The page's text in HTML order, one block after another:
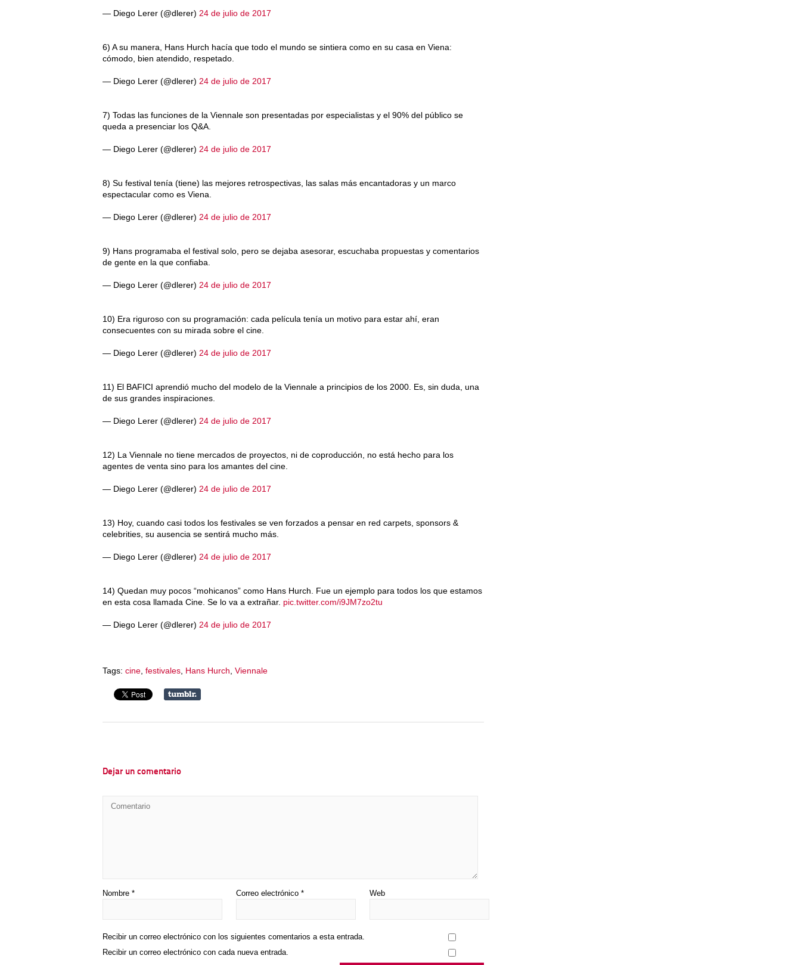
— Diego Lerer (@dlerer) 24 de julio de 2017
6) A su manera, Hans Hurch hacía que todo el mundo se sintiera como en su casa en Viena:
cómodo, bien atendido, respetado.
— Diego Lerer (@dlerer) 24 de julio de 2017
7) Todas las funciones de la Viennale son presentadas por especialistas y el 90% del público se
queda a presenciar los Q&A.
— Diego Lerer (@dlerer) 24 de julio de 2017
8) Su festival tenía (tiene) las mejores retrospectivas, las salas más encantadoras y un marco
espectacular como es Viena.
— Diego Lerer (@dlerer) 24 de julio de 2017
9) Hans programaba el festival solo, pero se dejaba asesorar, escuchaba propuestas y comentarios
de gente en la que confiaba.
— Diego Lerer (@dlerer) 24 de julio de 2017
10) Era riguroso con su programación: cada película tenía un motivo para estar ahí, eran
consecuentes con su mirada sobre el cine.
— Diego Lerer (@dlerer) 24 de julio de 2017
11) El BAFICI aprendió mucho del modelo de la Viennale a principios de los 2000. Es, sin duda, una
de sus grandes inspiraciones.
— Diego Lerer (@dlerer) 24 de julio de 2017
12) La Viennale no tiene mercados de proyectos, ni de coproducción, no está hecho para los
agentes de venta sino para los amantes del cine.
— Diego Lerer (@dlerer) 24 de julio de 2017
13) Hoy, cuando casi todos los festivales se ven forzados a pensar en red carpets, sponsors &
celebrities, su ausencia se sentirá mucho más.
— Diego Lerer (@dlerer) 24 de julio de 2017
14) Quedan muy pocos “mohicanos” como Hans Hurch. Fue un ejemplo para todos los que estamos
en esta cosa llamada Cine. Se lo va a extrañar. pic.twitter.com/i9JM7zo2tu
— Diego Lerer (@dlerer) 24 de julio de 2017
Tags: cine festivales Hans Hurch Viennale
Dejar un comentario
Nombre * Correo electrónico * Web
Recibir un correo electrónico con los siguientes comentarios a esta entrada.
Recibir un correo electrónico con cada nueva entrada.